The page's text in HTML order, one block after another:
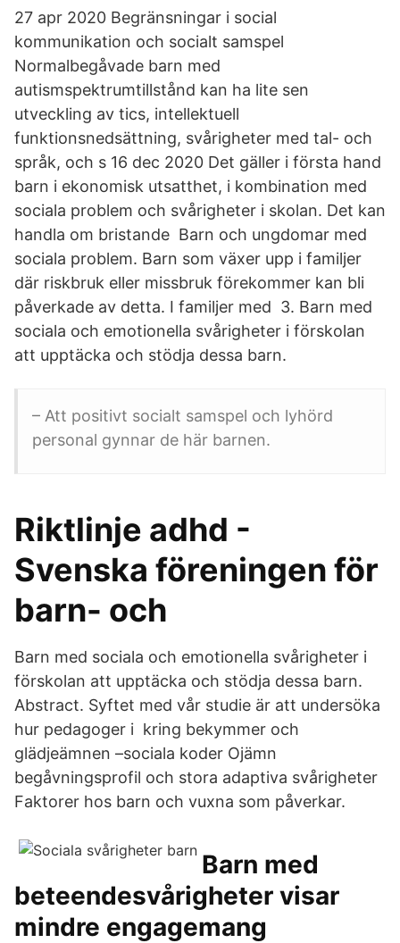
27 apr 2020 Begränsningar i social
kommunikation och socialt samspel
Normalbegåvade barn med
autismspektrumtillstånd kan ha lite sen
utveckling av tics, intellektuell
funktionsnedsättning, svårigheter med tal- och
språk, och s 16 dec 2020 Det gäller i första hand
barn i ekonomisk utsatthet, i kombination med
sociala problem och svårigheter i skolan. Det kan
handla om bristande Barn och ungdomar med
sociala problem. Barn som växer upp i familjer
där riskbruk eller missbruk förekommer kan bli
påverkade av detta. I familjer med 3. Barn med
sociala och emotionella svårigheter i förskolan
att upptäcka och stödja dessa barn.
– Att positivt socialt samspel och lyhörd
personal gynnar de här barnen.
Riktlinje adhd -
Svenska föreningen för
barn- och
Barn med sociala och emotionella svårigheter i
förskolan att upptäcka och stödja dessa barn.
Abstract. Syftet med vår studie är att undersöka
hur pedagoger i kring bekymmer och
glädjeämnen –sociala koder Ojämn
begåvningsprofil och stora adaptiva svårigheter
Faktorer hos barn och vuxna som påverkar.
Barn med
beteendesvårigheter visar
mindre engagemang